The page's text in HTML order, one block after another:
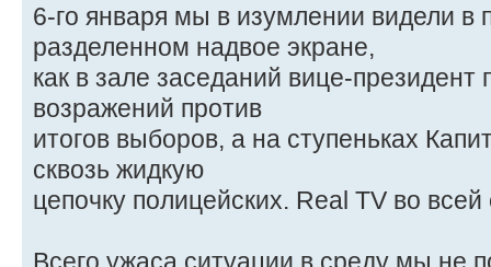
6-го января мы в изумлении видели
разделенном надвое экране,
как в зале заседаний вице-
возражений против
итогов выборов, а на ступеньках
сквозь жидкую
цепочку полицейских. Real TV во всей
Всего ужаса ситуации в среду мы не